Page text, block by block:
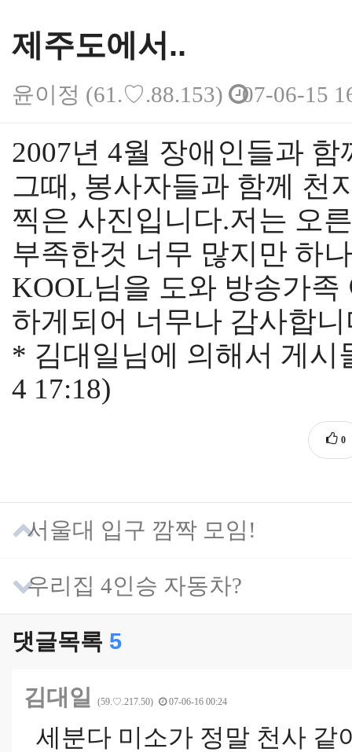
제주도에서..
윤이정 (61.♡.88.153) 07-06-15
본문
2007년 4월 장애인들과
그때, 봉사자들과 함께 천
찍은 사진입니다.저는 오
부족한것 너무 많지만 하
KOOL님을 도와 방송가족
하게되어 너무나 감사합니
* 김대일님에 의해서 게시
4 17:18)
0
서울대 입구 깜짝 모임!
우리집 4인승 자동차?
댓글목록 5
김대일 (59.♡.217.50) 07-06-16 00:24
세분다 미소가 정말 천사 같